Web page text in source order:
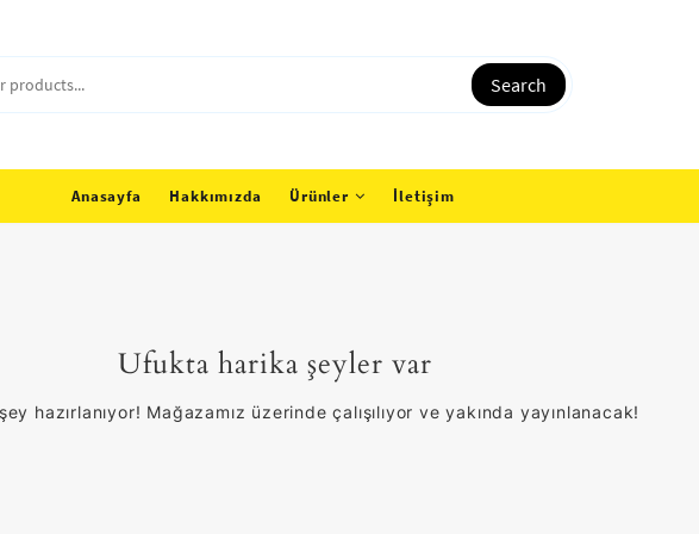
Search
Anasayfa Hakkımızda Ürünler İletişim
Ufukta harika şeyler var
hazırlanıyor! Mağazamız üzerinde çalışılıyor ve yakında yayınlanacak!